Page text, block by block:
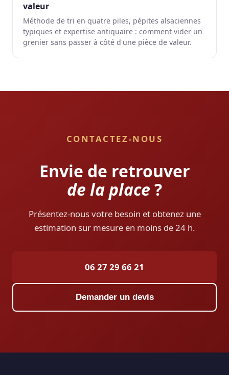
valeur
Méthode de tri en quatre piles, pépites alsaciennes
typiques et expertise antiquaire : comment vider un
grenier sans passer à côté d'une pièce de valeur.
CONTACTEZ-NOUS
Envie de retrouver
de la place ?
Présentez-nous votre besoin et obtenez une
estimation sur mesure en moins de 24 h.
06 27 29 66 21
Demander un devis